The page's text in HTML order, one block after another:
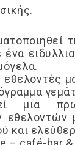
ένα
μια
εθελοντών
και